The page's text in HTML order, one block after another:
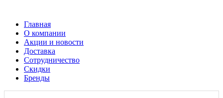
Главная
О компании
Акции и новости
Доставка
Сотрудничество
Скидки
Бренды